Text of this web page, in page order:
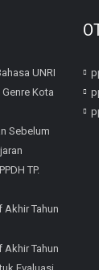
UNRI
Kota
Sebelum
TP.
Tahun
Tahun